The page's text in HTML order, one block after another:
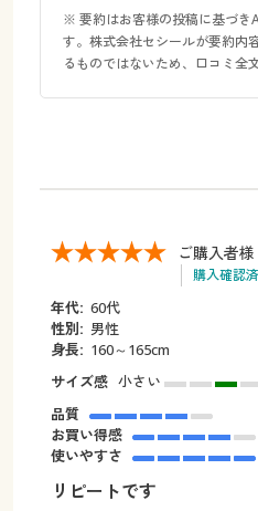
※ 要約はお客様の投稿に基づき
す。株式会社セシールが要約内
るものではないため、口コミ全
ご購入者様
購入確認
年代: 60代
性別: 男性
身長: 160～165cm
サイズ感 小さい
品質
お買い得感
使いやすさ
リピートです